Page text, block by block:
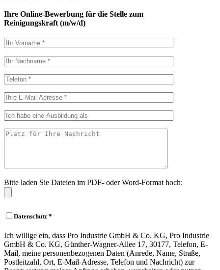
Ihre Online-Bewerbung für die Stelle zum
Reinigungskraft (m/w/d)
Bitte laden Sie Dateien im PDF- oder Word-Format hoch:
Datenschutz *
Ich willige ein, dass Pro Industrie GmbH & Co. KG, Pro Industrie
GmbH & Co. KG, Günther-Wagner-Allee 17, 30177, Telefon, E-
Mail, meine personenbezogenen Daten (Anrede, Name, Straße,
Postleitzahl, Ort, E-Mail-Adresse, Telefon und Nachricht) zur